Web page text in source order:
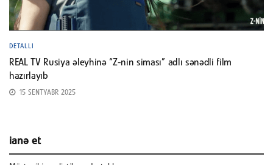
DETALLI
REAL TV Rusiya əleyhinə “Z-nin siması” adlı sənədli film
hazırlayıb
15 SENTYABR 2025
ianə et